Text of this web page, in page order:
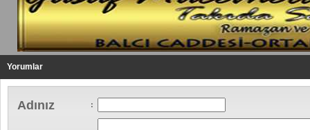
Yorumlar
Adınız :